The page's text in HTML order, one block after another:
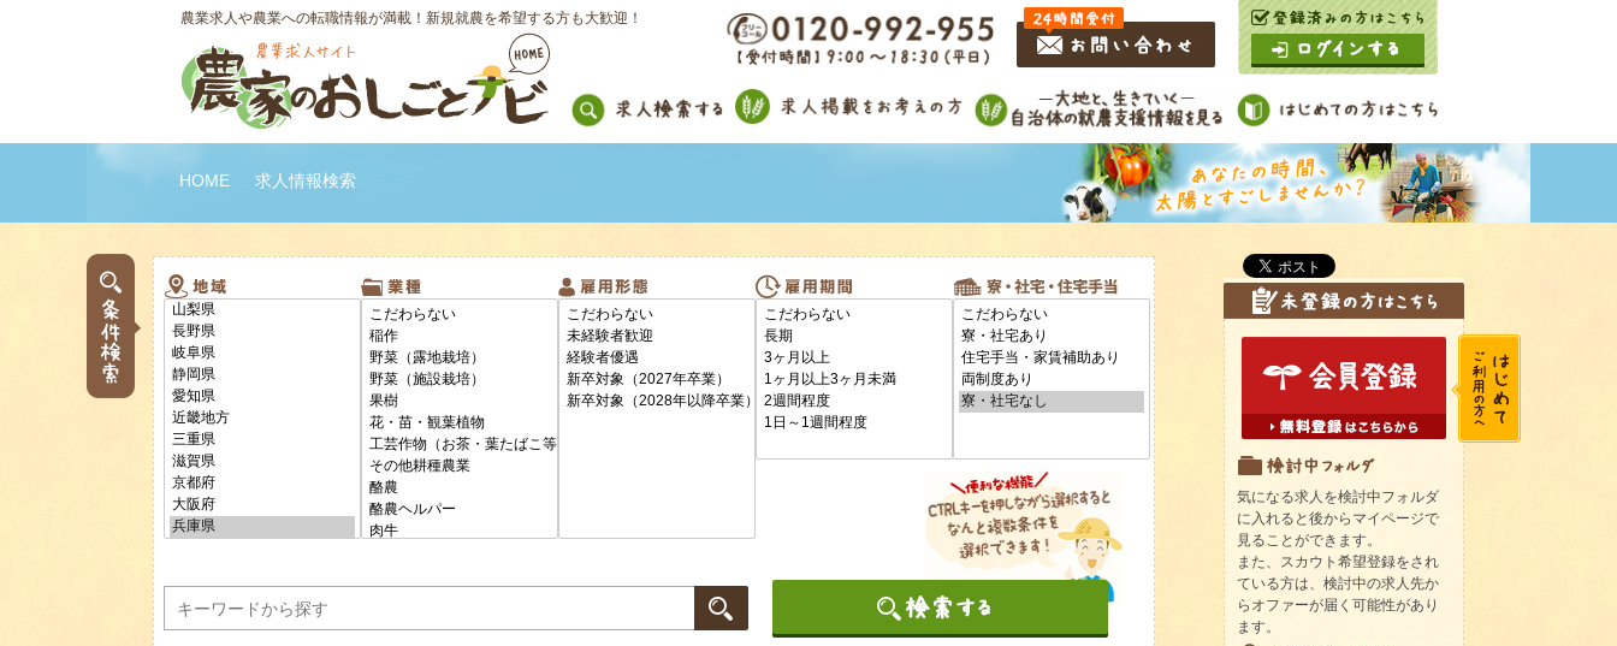
農業求人や農業への転職情報が満載！新規就農を希望する方も大歓迎！
HOME 求人情報検索
気になる求人を検討中フォルダ
に入れると後からマイページで
見ることができます。
また、スカウト希望登録をされ
ている方は、検討中の求人先か
らオファーが届く可能性があり
ます。